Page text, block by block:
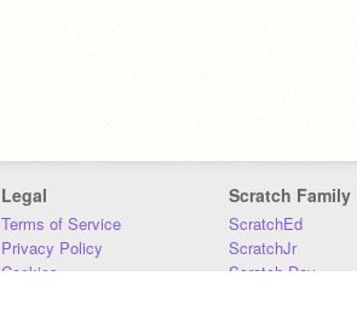
Legal
Terms of Service
Privacy Policy
Cookies
Scratch Family
ScratchEd
ScratchJr
Scratch Day